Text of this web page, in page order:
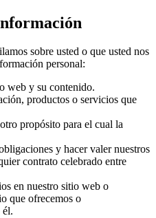
sobre usted o que usted nos
personal:
web y su contenido.
productos o servicios que
propósito para el cual la
y hacer valer nuestros
contrato celebrado entre
en nuestro sitio web o
que ofrecemos o
él.